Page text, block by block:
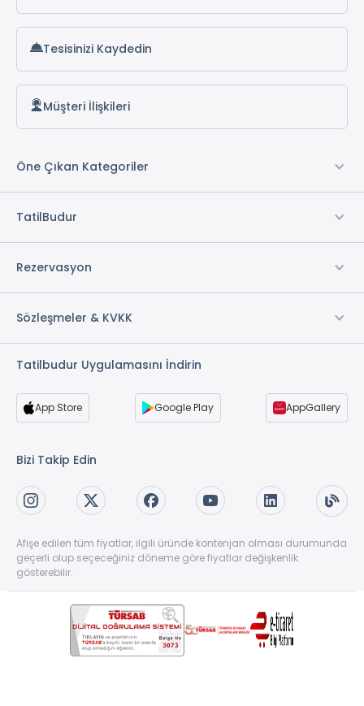
Tesisinizi Kaydedin
Müşteri İlişkileri
Öne Çıkan Kategoriler
TatilBudur
Rezervasyon
Sözleşmeler & KVKK
Tatilbudur Uygulamasını İndirin
App Store Google Play AppGallery
Bizi Takip Edin
Afişe edilen tüm fiyatlar, ilgili üründe kontenjan olması durumunda
geçerli olup seçeceğiniz döneme göre fiyatlar değişkenlik
gösterebilir.